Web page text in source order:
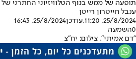
תופעה של ממש בנוף הטלוויזיוני החתרני
ענבל חייטרון רייטן
25/8/2024, 11:20
,עודכן25/8/2024, 16:43
0השמעה
"דם אמיתי". צילום: יח"צ